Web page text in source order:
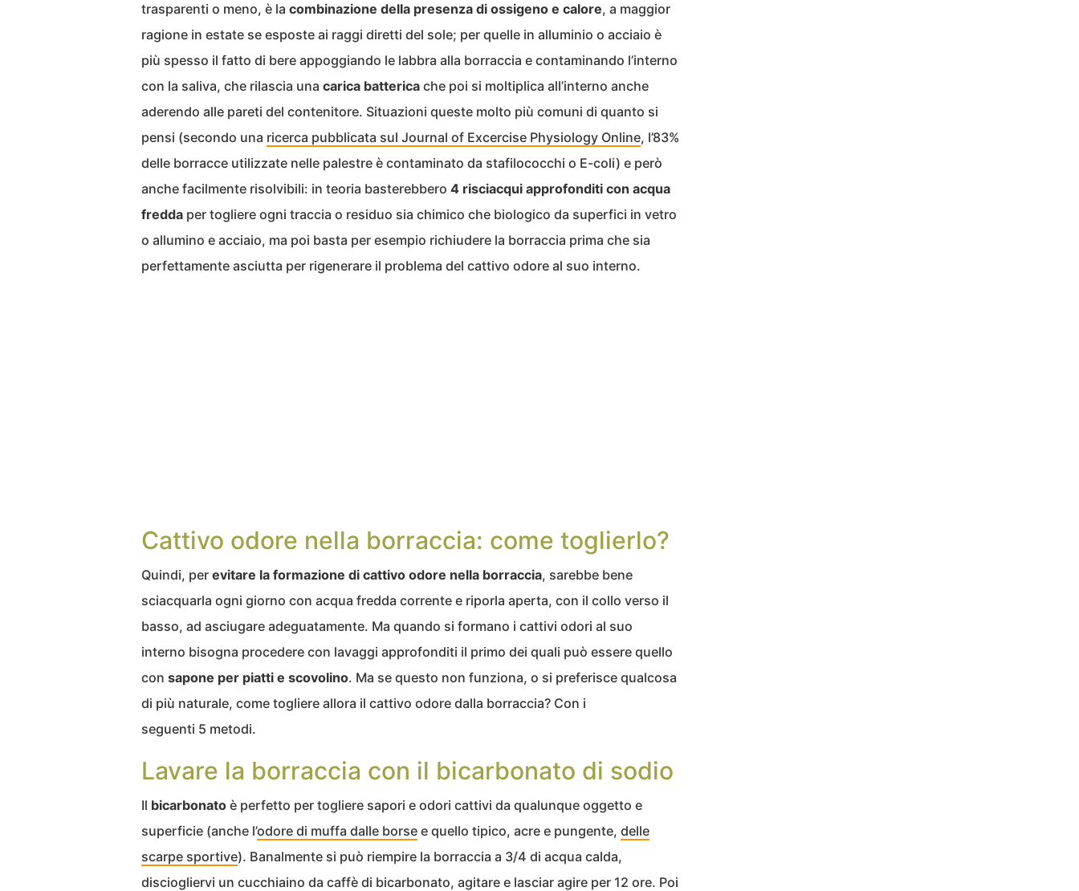
trasparenti o meno, è la combinazione della presenza di ossigeno e calore, a maggior
ragione in estate se esposte ai raggi diretti del sole; per quelle in alluminio o acciaio è
più spesso il fatto di bere appoggiando le labbra alla borraccia e contaminando l’interno
con la saliva, che rilascia una carica batterica che poi si moltiplica all’interno anche
aderendo alle pareti del contenitore. Situazioni queste molto più comuni di quanto si
pensi (secondo una ricerca pubblicata sul Journal of Excercise Physiology Online, l’83%
delle borracce utilizzate nelle palestre è contaminato da stafilococchi o E-coli) e però
anche facilmente risolvibili: in teoria basterebbero 4 risciacqui approfonditi con acqua
fredda per togliere ogni traccia o residuo sia chimico che biologico da superfici in vetro
o allumino e acciaio, ma poi basta per esempio richiudere la borraccia prima che sia
perfettamente asciutta per rigenerare il problema del cattivo odore al suo interno.
Cattivo odore nella borraccia: come toglierlo?
Quindi, per evitare la formazione di cattivo odore nella borraccia, sarebbe bene
sciacquarla ogni giorno con acqua fredda corrente e riporla aperta, con il collo verso il
basso, ad asciugare adeguatamente. Ma quando si formano i cattivi odori al suo
interno bisogna procedere con lavaggi approfonditi il primo dei quali può essere quello
con sapone per piatti e scovolino. Ma se questo non funziona, o si preferisce qualcosa
di più naturale, come togliere allora il cattivo odore dalla borraccia? Con i
seguenti 5 metodi.
Lavare la borraccia con il bicarbonato di sodio
Il bicarbonato è perfetto per togliere sapori e odori cattivi da qualunque oggetto e
superficie (anche l’odore di muffa dalle borse e quello tipico, acre e pungente, delle
scarpe sportive). Banalmente si può riempire la borraccia a 3/4 di acqua calda,
disciogliervi un cucchiaino da caffè di bicarbonato, agitare e lasciar agire per 12 ore. Poi